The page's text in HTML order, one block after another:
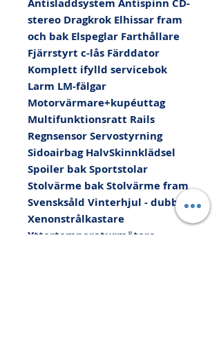
Antisladdsystem Antispinn CD-
stereo Dragkrok Elhissar fram
och bak Elspeglar Farthållare
Fjärrstyrt c-lås Färddator
Komplett ifylld servicebok
Larm LM-fälgar
Motorvärmare+kupéuttag
Multifunktionsratt Rails
Regnsensor Servostyrning
Sidoairbag HalvSkinnklädsel
Spoiler bak Sportstolar
Stolvärme bak Stolvärme fram
Svensksåld Vinterhjul - dubb
Xenonstrålkastare
Yttertemperaturmätare